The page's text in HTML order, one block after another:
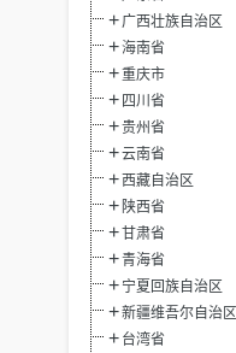
广西壮族自治区
海南省
重庆市
四川省
贵州省
云南省
西藏自治区
陕西省
甘肃省
青海省
宁夏回族自治区
新疆维吾尔自治区
台湾省